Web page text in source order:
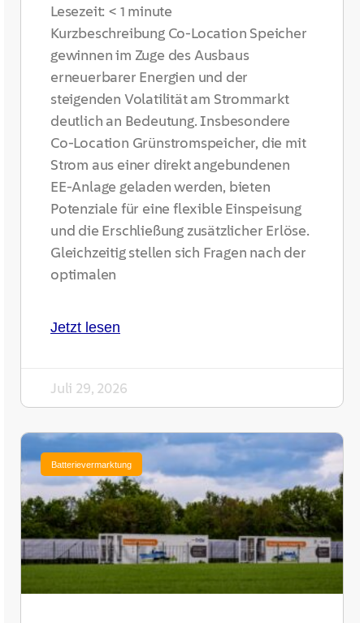
Lesezeit: < 1 minute
Kurzbeschreibung Co-Location Speicher
gewinnen im Zuge des Ausbaus
erneuerbarer Energien und der
steigenden Volatilität am Strommarkt
deutlich an Bedeutung. Insbesondere
Co-Location Grünstromspeicher, die mit
Strom aus einer direkt angebundenen
EE-Anlage geladen werden, bieten
Potenziale für eine flexible Einspeisung
und die Erschließung zusätzlicher Erlöse.
Gleichzeitig stellen sich Fragen nach der
optimalen
Jetzt lesen
Juli 29, 2026
Batterievermarktung